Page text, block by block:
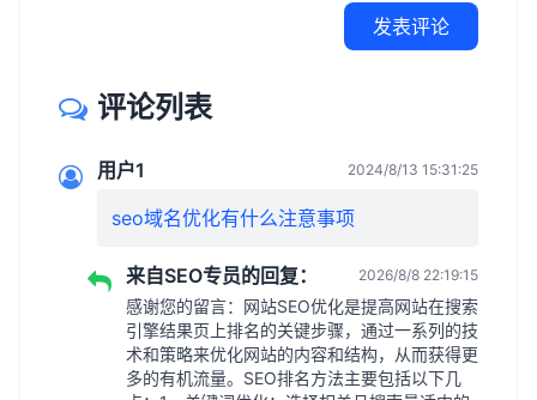
发表评论
评论列表
用户1 2024/8/13 15:31:25
seo域名优化有什么注意事项
来自SEO专员的回复： 2026/8/8 22:19:15
感谢您的留言：网站SEO优化是提高网站在搜索
引擎结果页上排名的关键步骤，通过一系列的技
术和策略来优化网站的内容和结构，从而获得更
多的有机流量。SEO排名方法主要包括以下几